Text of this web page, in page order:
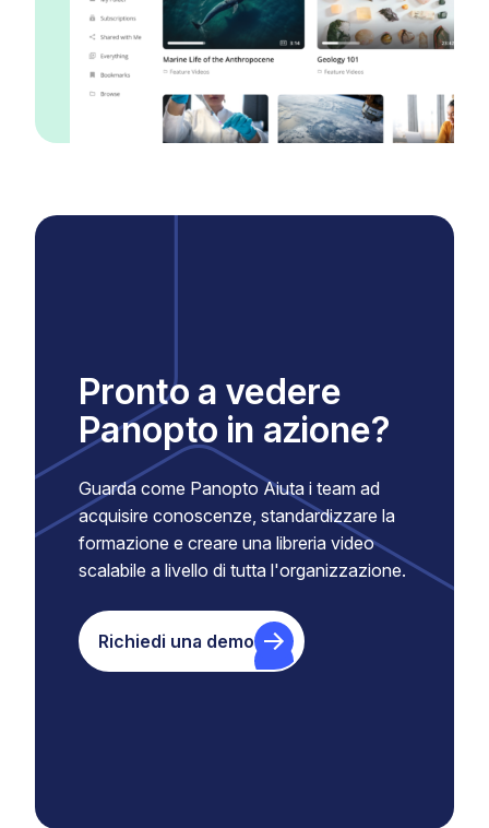
Pronto a vedere
Panopto in azione?
Guarda come Panopto Aiuta i team ad
acquisire conoscenze, standardizzare la
formazione e creare una libreria video
scalabile a livello di tutta l'organizzazione.
Richiedi una demo